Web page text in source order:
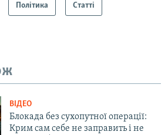
Політика Статті
ВІДЕО
Блокада без сухопутної операції:
Крим сам себе не заправить і не